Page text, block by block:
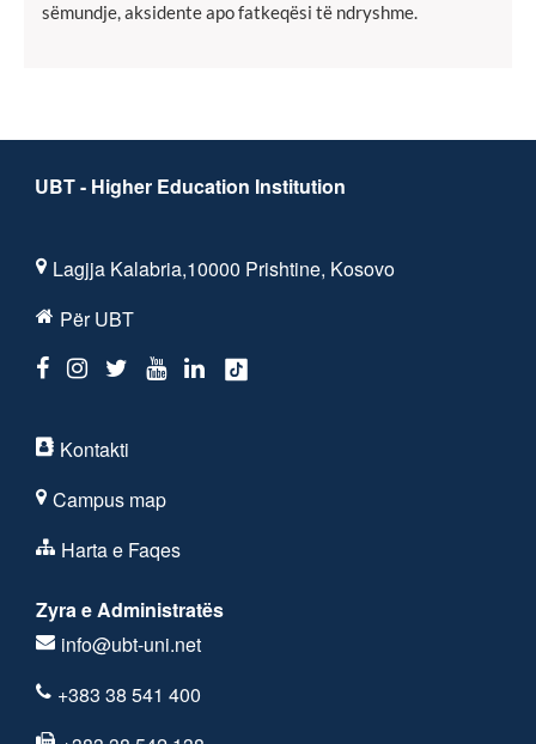
sëmundje, aksidente apo fatkeqësi të ndryshme.
UBT - Higher Education Institution
Lagjja Kalabria,10000 Prishtine, Kosovo
Për UBT
Kontakti
Campus map
Harta e Faqes
Zyra e Administratës
info@ubt-uni.net
+383 38 541 400